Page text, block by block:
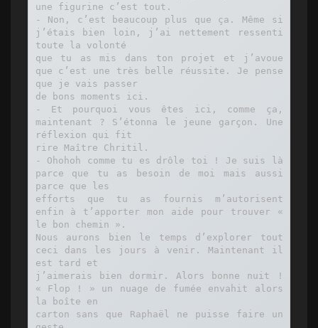
une figurine c’est tout.
- Non, c’est beaucoup plus que ça. Même si
j’étais bien loin, j’ai nettement ressenti
toute la volonté
que tu as mis dans ton projet et j’avoue
que c’est une très belle réussite. Je pense
que je vais passer
de bons moments ici.
- Et pourquoi vous êtes ici, comme ça,
maintenant ? S’étonna le jeune garçon. Une
réflexion qui fit
rire Maître Chritil.
- Ohohoh comme tu es drôle toi ! Je suis là
parce que tu as besoin de moi mais aussi
parce que les
efforts que tu as fournis m’autorisent
enfin à t’apporter mon aide pour trouver «
le bon chemin ».
Nous aurons bien le temps d’explorer tout
ceci dans les jours à venir. Maintenant il
est tard et
j’aimerais bien dormir. Alors bonne nuit !
« Flop ! » un nuage de fumée envahit alors
la boîte en
carton sans que Raphaël ne puisse faire un